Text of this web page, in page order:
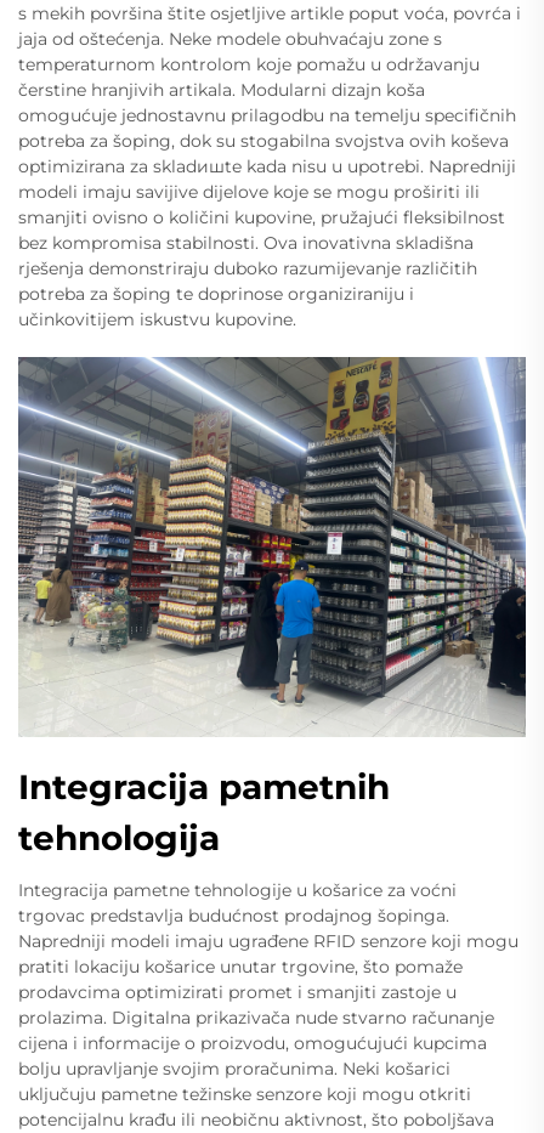
s mekih površina štite osjetljive artikle poput voća, povrća i
jaja od oštećenja. Neke modele obuhvaćaju zone s
temperaturnom kontrolom koje pomažu u održavanju
čerstine hranjivih artikala. Modularni dizajn koša
omogućuje jednostavnu prilagodbu na temelju specifičnih
potreba za šoping, dok su stogabilna svojstva ovih koševa
optimizirana za skladишte kada nisu u upotrebi. Napredniji
modeli imaju savijive dijelove koje se mogu proširiti ili
smanjiti ovisno o količini kupovine, pružajući fleksibilnost
bez kompromisa stabilnosti. Ova inovativna skladišna
rješenja demonstriraju duboko razumijevanje različitih
potreba za šoping te doprinose organiziraniju i
učinkovitijem iskustvu kupovine.
Integracija pametnih
tehnologija
Integracija pametne tehnologije u košarice za voćni
trgovac predstavlja budućnost prodajnog šopinga.
Napredniji modeli imaju ugrađene RFID senzore koji mogu
pratiti lokaciju košarice unutar trgovine, što pomaže
prodavcima optimizirati promet i smanjiti zastoje u
prolazima. Digitalna prikazivača nude stvarno računanje
cijena i informacije o proizvodu, omogućujući kupcima
bolju upravljanje svojim proračunima. Neki košarici
uključuju pametne težinske senzore koji mogu otkriti
potencijalnu krađu ili neobičnu aktivnost, što poboljšava